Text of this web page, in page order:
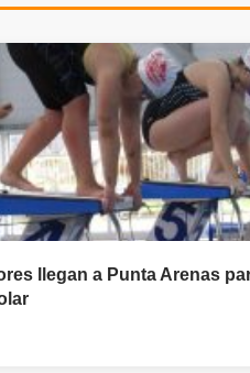
llegan a Punta Arenas